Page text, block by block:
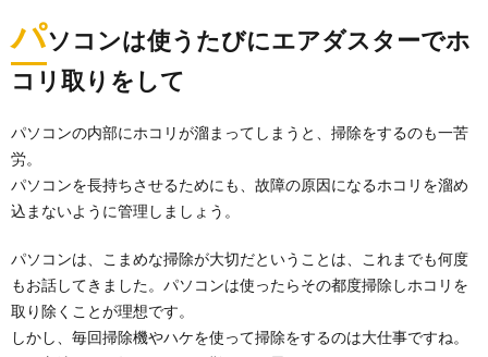
パソコンは使うたびにエアダスターでホ
コリ取りをして
パソコンの内部にホコリが溜まってしまうと、掃除をするのも一苦
労。
パソコンを長持ちさせるためにも、故障の原因になるホコリを溜め
込まないように管理しましょう。
パソコンは、こまめな掃除が大切だということは、これまでも何度
もお話してきました。パソコンは使ったらその都度掃除しホコリを
取り除くことが理想です。
しかし、毎回掃除機やハケを使って掃除をするのは大仕事ですね。